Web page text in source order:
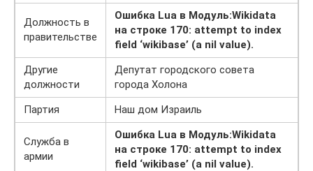
Должность в
правительстве
Ошибка Lua в Модуль:Wikidata
на строке 170: attempt to index
field ‘wikibase’ (a nil value).
Другие
должности
Депутат городского совета
города Холона
Партия
Наш дом Израиль
Служба в
армии
Ошибка Lua в Модуль:Wikidata
на строке 170: attempt to index
field ‘wikibase’ (a nil value).